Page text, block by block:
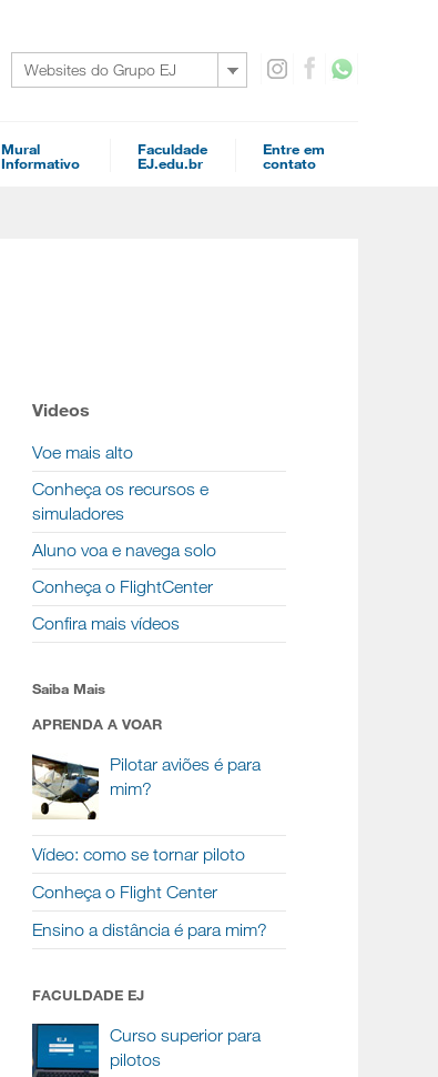
Websites do Grupo EJ
Mural
Informativo
Faculdade
EJ.edu.br
Entre em
contato
Videos
Voe mais alto
Conheça os recursos e
simuladores
Aluno voa e navega solo
Conheça o FlightCenter
Confira mais vídeos
Saiba Mais
APRENDA A VOAR
Pilotar aviões é para
mim?
Vídeo: como se tornar piloto
Conheça o Flight Center
Ensino a distância é para mim?
FACULDADE EJ
Curso superior para
pilotos